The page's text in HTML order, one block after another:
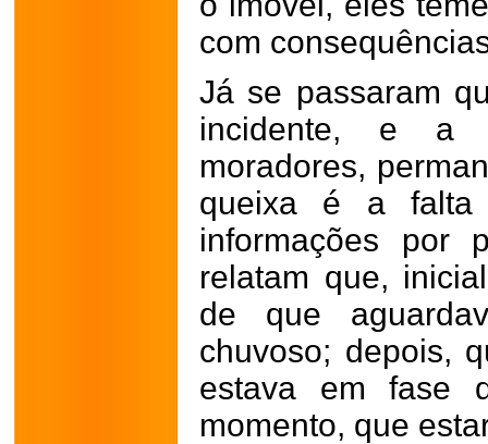
com
Já se passaram
incidente, e a
moradores,
queixa é a falta
informações por
relatam que,
de que
chuvoso; depois,
estava em fase
momento, que